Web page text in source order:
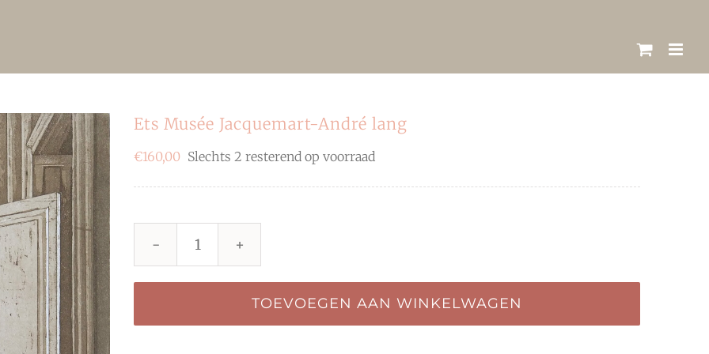
Ets Musée Jacquemart-André lang
€160,00 Slechts 2 resterend op voorraad
Musée
TOEVOEGEN AAN WINKELWAGEN